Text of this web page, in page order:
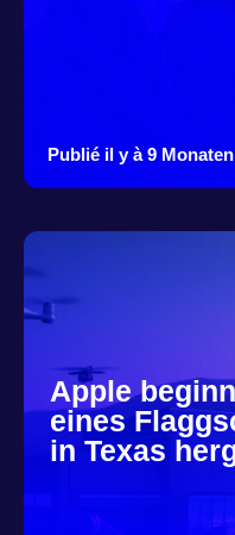
Publié il y à 9 Monaten
Apple
eines
in Texas